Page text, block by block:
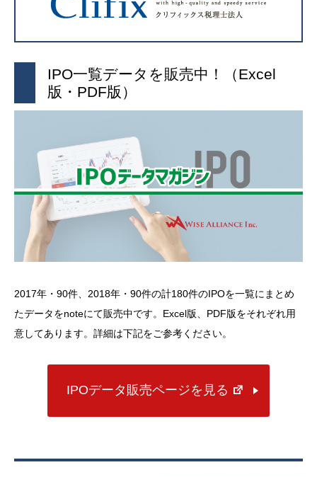
IPO一覧データを販売中！（Excel
版・PDF版）
2017年・90件、2018年・90件の計180件のIPOを一覧にまとめ
たデータをnoteにて販売中です。Excel版、PDF版をそれぞれ用
意してあります。詳細は下記をご参考ください。
IPOデータ販売ページを見る